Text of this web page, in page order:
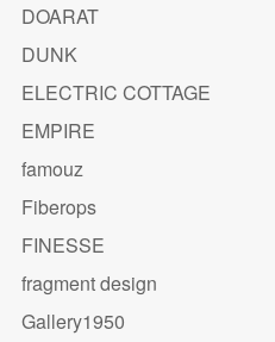
DOARAT
DUNK
ELECTRIC COTTAGE
EMPIRE
famouz
Fiberops
FINESSE
fragment design
Gallery1950